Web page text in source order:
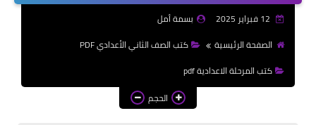
كتب المرحلة الابتدائي
بسمة أمل
الصفحة الرئيسية
كتب الصف الثاني الأعدادي PDF
كتب المرحلة الاعدادية pdf
الحجم